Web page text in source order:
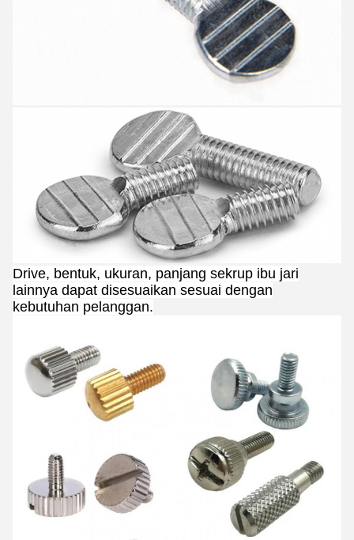
Drive, bentuk, ukuran, panjang sekrup ibu jari
lainnya dapat disesuaikan sesuai dengan
kebutuhan pelanggan.